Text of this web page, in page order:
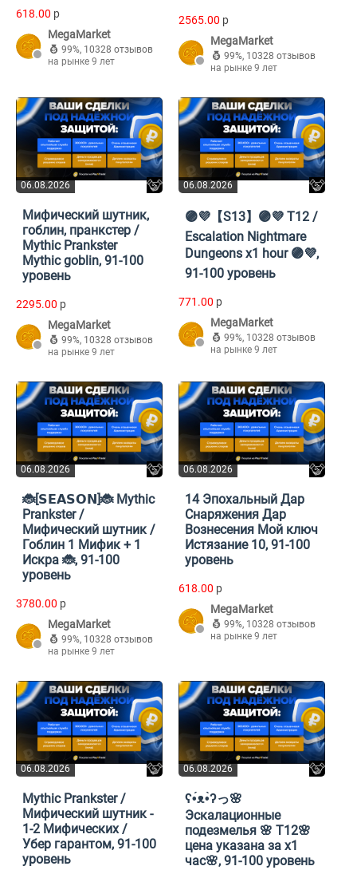
618.00 p
MegaMarket
99%, 10328 отзывов
на рынке 9 лет
2565.00 p
MegaMarket
99%, 10328 отзывов
на рынке 9 лет
06.08.2026
Мифический шутник,
гоблин, пранкстер /
Mythic Prankster
Mythic goblin, 91-100
уровень
2295.00 p
MegaMarket
99%, 10328 отзывов
на рынке 9 лет
06.08.2026
🟣💜【S13】🟣💜 T12 /
Escalation Nightmare
Dungeons x1 hour 🟣💜,
91-100 уровень
771.00 p
MegaMarket
99%, 10328 отзывов
на рынке 9 лет
06.08.2026
🐞[𝗦𝗘𝗔𝗦𝗢𝗡]🐞 Mythic
Prankster /
Мифический шутник /
Гоблин 1 Мифик + 1
Искра 🐞, 91-100
уровень
3780.00 p
MegaMarket
99%, 10328 отзывов
на рынке 9 лет
06.08.2026
14 Эпохальный Дар
Снаряжения Дар
Вознесения Мой ключ
Истязание 10, 91-100
уровень
618.00 p
MegaMarket
99%, 10328 отзывов
на рынке 9 лет
06.08.2026
Mythic Prankster /
Мифический шутник -
1-2 Мифических /
Убер гарантом, 91-100
уровень
06.08.2026
ʕ•́ᴥ•̀ʔっ🌸
Эскалационные
подезмелья 🌸 T12🌸
цена указана за x1
час🌸, 91-100 уровень